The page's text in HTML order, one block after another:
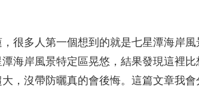
很多人第一個想到的就是七星潭海岸
海岸風景特定區晃悠，結果發現這裡
大，沒帶防曬真的會後悔。這篇文章我